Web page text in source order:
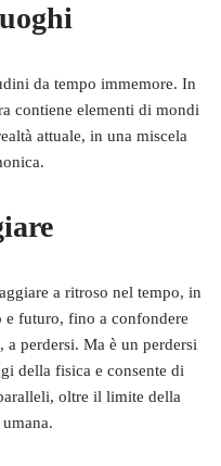
da tempo immemore. In
contiene elementi di mondi
attuale, in una miscela
a ritroso nel tempo, in
e futuro, fino a confondere
a perdersi. Ma è un perdersi
della fisica e consente di
oltre il limite della